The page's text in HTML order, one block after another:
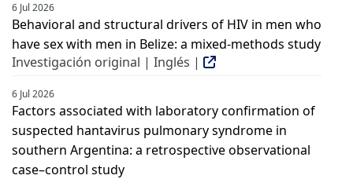
6 Jul 2026
Behavioral and structural drivers of HIV in men who
have sex with men in Belize: a mixed-methods study
Investigación original | Inglés |
6 Jul 2026
Factors associated with laboratory confirmation of
suspected hantavirus pulmonary syndrome in
southern Argentina: a retrospective observational
case–control study